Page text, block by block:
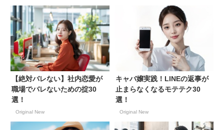
【絶対バレない】社内恋愛が
職場でバレないための掟30
選！
Original New
キャバ嬢実践！LINEの返事が
止まらなくなるモテテク30
選！
Original New